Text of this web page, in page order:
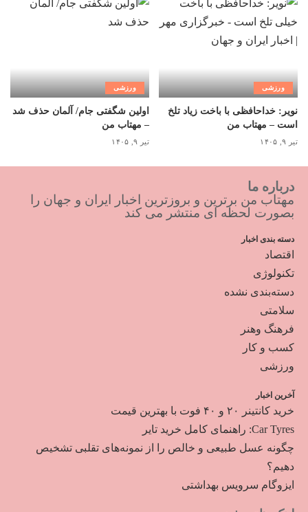
ورزشی
نویر: خداحافظی با باخت زیاد تلخ
است – مهتاب من
تیر ۹, ۱۴۰۵
ورزشی
اولین شگفتی جام/ آلمان حذف شد
– مهتاب من
تیر ۹, ۱۴۰۵
درباره ما
مهتاب من برترین و بروزترین اخبار ایران و جهان را
بصورت لحظه ای منتشر می کند
دسته بندی اخبار
اقتصاد
تکنولوژی
دسته‌بندی نشده
سلامتی
فرهنگ وهنر
کسب و کار
ورزشی
آخرین اخبار
خرید کانتینر ۲۰ و ۴۰ فوت با بهترین قیمت
Car Tyres: راهنمای کامل خرید تایر
چگونه عسل طبیعی و خالص را از نمونه‌های تقلبی تشخیص
دهیم؟
ایزوگام سرویس بهداشتی